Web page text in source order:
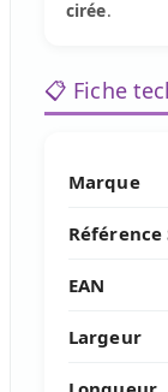
cirée.
📋 Fiche
Marque
Référence
EAN
Largeur